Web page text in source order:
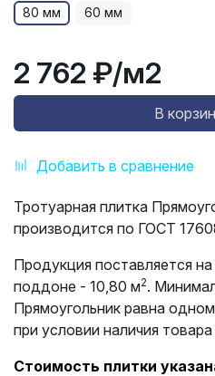
Добавить в сравнение
80 мм 60 мм
2 762 ₽/м2
В
Тротуарная плитка
производится по ГОСТ
Продукция поставляется
поддоне - 10,80 м2.
Прямоугольник равна
при условии наличия
Стоимость плитки